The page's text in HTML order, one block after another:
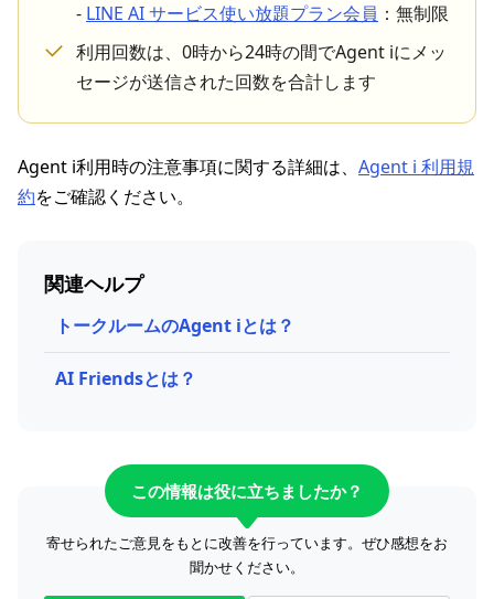
- LINE AI サービス使い放題プラン会員 ：無制限
利用回数は、0時から24時の間でAgent iにメッ
セージが送信された回数を合計します
Agent i利用時の注意事項に関する詳細は、 Agent i 利用規
約をご確認ください。
関連ヘルプ
トークルームのAgent iとは？
AI Friendsとは？
この情報は役に立ちましたか？
寄せられたご意見をもとに改善を行っています。ぜひ感想をお
聞かせください。